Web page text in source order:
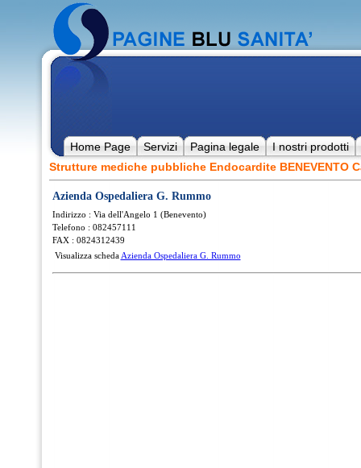
Home Page Servizi Pagina legale
I nostri prodotti
Strutture mediche pubbliche Endocardite BENEVENTO
Azienda Ospedaliera G. Rummo
Indirizzo : Via dell'Angelo 1 (Benevento)
Telefono : 082457111
FAX : 0824312439
Visualizza scheda Azienda Ospedaliera G. Rummo